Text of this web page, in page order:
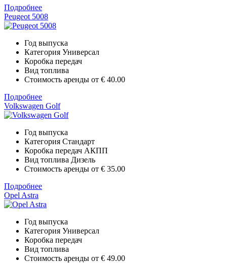
Подробнее
Peugeot 5008
Год выпуска
Категория Универсал
Коробка передач
Вид топлива
Стоимость аренды от € 40.00
Подробнее
Volkswagen Golf
Год выпуска
Категория Стандарт
Коробка передач АКПП
Вид топлива Дизель
Стоимость аренды от € 35.00
Подробнее
Opel Astra
Год выпуска
Категория Универсал
Коробка передач
Вид топлива
Стоимость аренды от € 49.00